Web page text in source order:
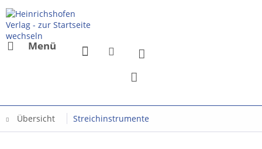
Menü
Übersicht Streichinstrumente